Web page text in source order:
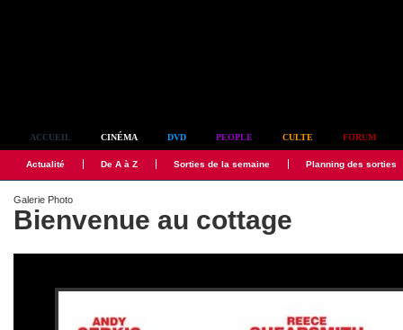
ACCUEIL CINÉMA DVD PEOPLE CULTE FORUM
Actualité De A à Z Sorties de la semaine Planning des sorties
Galerie Photo
Bienvenue au cottage